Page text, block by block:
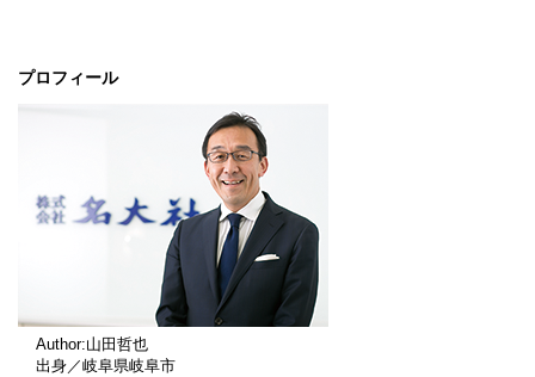
プロフィール
Author:山田哲也
出身／岐阜県岐阜市